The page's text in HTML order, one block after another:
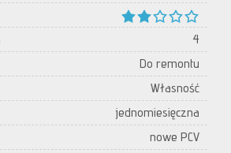
4
Do remontu
Własność
jednomiesięczna
nowe PCV